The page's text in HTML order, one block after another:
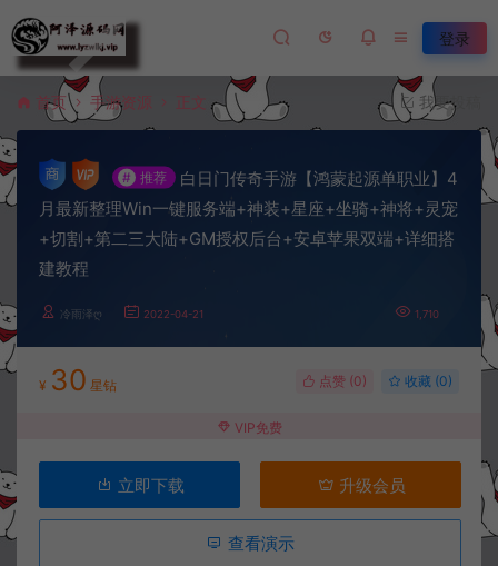
登录
首页 手游资源 正文 我要投稿
# 推荐
白日门传奇手游【鸿蒙起源单职业】4
月最新整理Win一键服务端+神装+星座+坐骑+神将+灵宠
+切割+第二三大陆+GM授权后台+安卓苹果双端+详细搭
建教程
冷雨泽ღ 2022-04-21 1,710
¥ 30 星钻 点赞 (0) 收藏 (0)
VIP免费
立即下载 升级会员
查看演示